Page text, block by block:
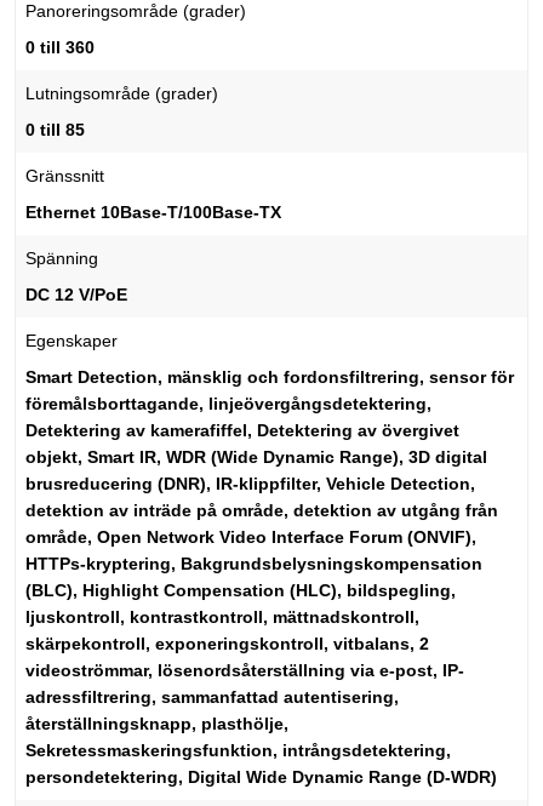
Panoreringsområde (grader)
0 till 360
Lutningsområde (grader)
0 till 85
Gränssnitt
Ethernet 10Base-T/100Base-TX
Spänning
DC 12 V/PoE
Egenskaper
Smart Detection, mänsklig och fordonsfiltrering, sensor för
föremålsborttagande, linjeövergångsdetektering,
Detektering av kamerafiffel, Detektering av övergivet
objekt, Smart IR, WDR (Wide Dynamic Range), 3D digital
brusreducering (DNR), IR-klippfilter, Vehicle Detection,
detektion av inträde på område, detektion av utgång från
område, Open Network Video Interface Forum (ONVIF),
HTTPs-kryptering, Bakgrundsbelysningskompensation
(BLC), Highlight Compensation (HLC), bildspegling,
ljuskontroll, kontrastkontroll, mättnadskontroll,
skärpekontroll, exponeringskontroll, vitbalans, 2
videoströmmar, lösenordsåterställning via e-post, IP-
adressfiltrering, sammanfattad autentisering,
återställningsknapp, plasthölje,
Sekretessmaskeringsfunktion, intrångsdetektering,
persondetektering, Digital Wide Dynamic Range (D-WDR)